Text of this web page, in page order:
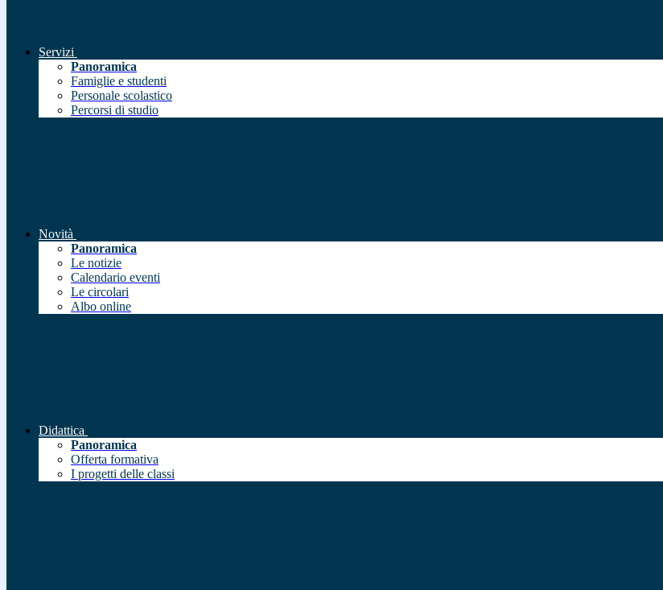
Servizi
Panoramica
Famiglie e studenti
Personale scolastico
Percorsi di studio
Novità
Panoramica
Le notizie
Calendario eventi
Le circolari
Albo online
Didattica
Panoramica
Offerta formativa
I progetti delle classi